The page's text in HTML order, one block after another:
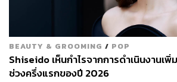
ถนัดกิจ จันกิเสน
Content Creator ประ
THE STANDARD
ธุรกิจ การตลาด เทค
โลกออฟไลน์และออนไ
เคลื่อนไหวให้เป็นเรื่อ
ไอเดียใหม่ๆ
BEAUTY & GROOMING / POP
Shiseido เห็นกำไรจากการดำเนินงานเพิ่
ช่วงครึ่งแรกของปี 2026